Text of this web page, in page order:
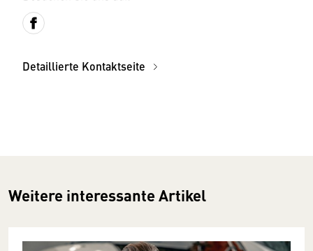
Detaillierte Kontaktseite
Weitere interessante Artikel